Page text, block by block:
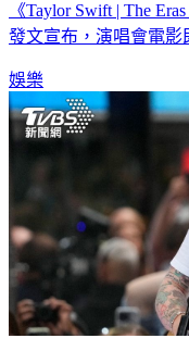
僅到新加坡、東京，
《Taylor Swift | The
娛樂